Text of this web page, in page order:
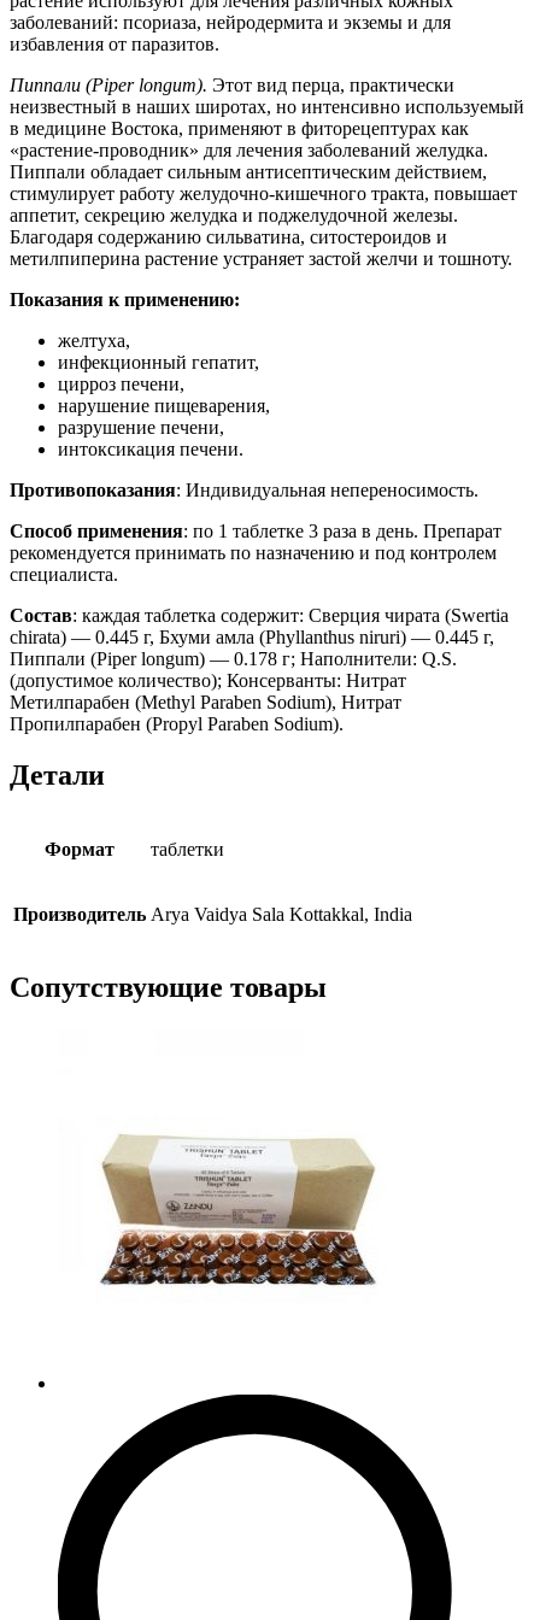
заболеваний: псориаза, нейродермита и экземы и для
избавления от паразитов.
Пиппали (Piper longum). Этот вид перца, практически
неизвестный в наших широтах, но интенсивно используемый
в медицине Востока, применяют в фиторецептурах как
«растение-проводник» для лечения заболеваний желудка.
Пиппали обладает сильным антисептическим действием,
стимулирует работу желудочно-кишечного тракта, повышает
аппетит, секрецию желудка и поджелудочной железы.
Благодаря содержанию сильватина, ситостероидов и
метилпиперина растение устраняет застой желчи и тошноту.
Показания к применению:
желтуха,
инфекционный гепатит,
цирроз печени,
нарушение пищеварения,
разрушение печени,
интоксикация печени.
Противопоказания: Индивидуальная непереносимость.
Способ применения: по 1 таблетке 3 раза в день. Препарат
рекомендуется принимать по назначению и под контролем
специалиста.
Состав: каждая таблетка содержит: Сверция чирата (Swertia
chirata) — 0.445 г, Бхуми амла (Phyllanthus niruri) — 0.445 г,
Пиппали (Piper longum) — 0.178 г; Наполнители: Q.S.
(допустимое количество); Консерванты: Нитрат
Метилпарабен (Methyl Paraben Sodium), Нитрат
Пропилпарабен (Propyl Paraben Sodium).
Детали
Формат таблетки
Производитель Arya Vaidya Sala Kottakkal, India
Сопутствующие товары